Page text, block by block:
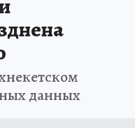
данных